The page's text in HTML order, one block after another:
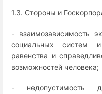
1.3. Стороны и
- взаимозависимость
социальных систем
равенства и
возможностей человека;
- недопустимость